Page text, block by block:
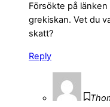
Försökte på
grekiskan. Vet du
skatt?
Reply